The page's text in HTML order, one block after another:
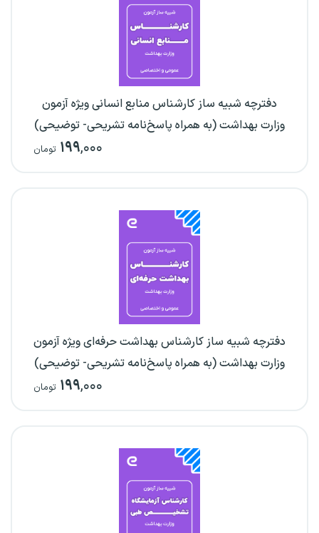
دفترچه شبیه ساز کارشناس منابع انسانی ویژه آزمون
وزارت بهداشت (به همراه پاسخ‌نامه تشریحی- توضیحی)
۱۹۹,۰۰۰ تومان
دفترچه شبیه ساز کارشناس بهداشت حرفه‌ای ویژه آزمون
وزارت بهداشت (به همراه پاسخ‌نامه تشریحی- توضیحی)
۱۹۹,۰۰۰ تومان